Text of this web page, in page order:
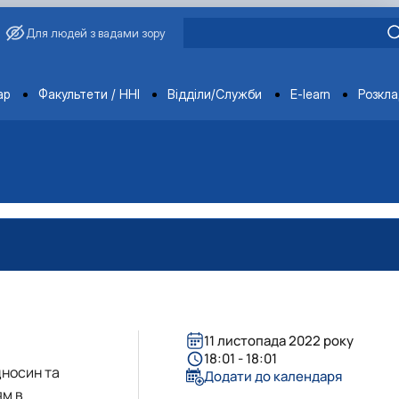
Для людей з вадами зору
Факультети / ННІ Відділи/Служби E-learn
та
в
11 листопада 2022 року
18:01 - 18:01
Додати до календаря